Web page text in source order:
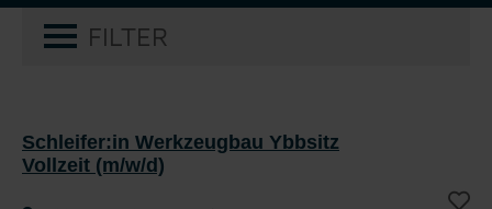
FILTER
Schleifer:in Werkzeugbau Ybbsitz
Vollzeit (m/w/d)